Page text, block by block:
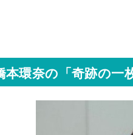
本環奈の「奇跡の一